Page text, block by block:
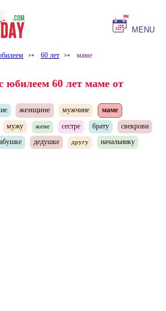
MENU
⤐ 60 лет ⤐ маме
юбилеем 60 лет маме от
женщине мужчине
маме
мужу жене сестре брату
свекрови
дедушке другу
начальнику